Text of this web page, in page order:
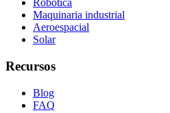
Robótica
Maquinaria industrial
Aeroespacial
Solar
Recursos
Blog
FAQ